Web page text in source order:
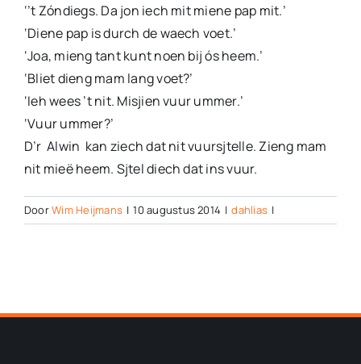
‘’t Zóndiegs. Da jon iech mit miene pap mit.’
‘Diene pap is durch de waech voet.’
‘Joa, mieng tant kunt noen bij ós heem.’
‘Bliet dieng mam lang voet?’
‘Ieh wees ’t nit. Misjien vuur ummer.’
‘Vuur ummer?’
D’r Alwin kan ziech dat nit vuursjtelle. Zieng mam
nit mieë heem. Sjtel diech dat ins vuur.
DoorWim Heijmans | 10 augustus 2014 | dahlias |